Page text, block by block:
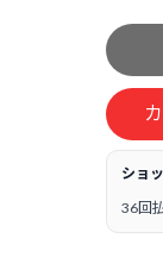
ショ
36回